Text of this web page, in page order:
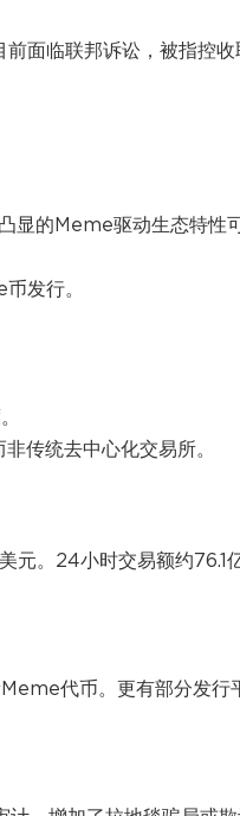
面临联邦诉讼，被指控收
显的Meme驱动生态特性
发行。
传统去中心化交易所。
元。24小时交易额约76.1
代币。更有部分发行